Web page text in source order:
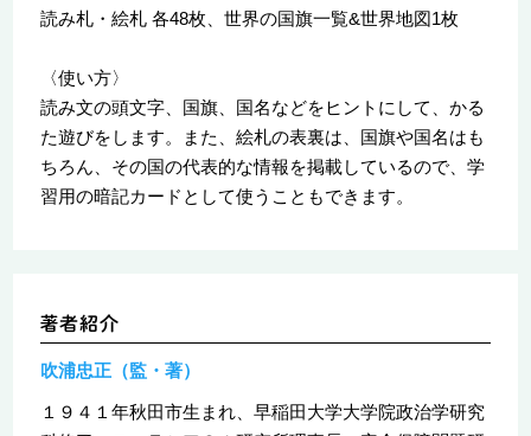
読み札・絵札 各48枚、世界の国旗一覧&世界地図1枚
〈使い方〉
読み文の頭文字、国旗、国名などをヒントにして、かる
た遊びをします。また、絵札の表裏は、国旗や国名はも
ちろん、その国の代表的な情報を掲載しているので、学
習用の暗記カードとして使うこともできます。
吹浦忠正（監・著）
１９４１年秋田市生まれ、早稲田大学大学院政治学研究